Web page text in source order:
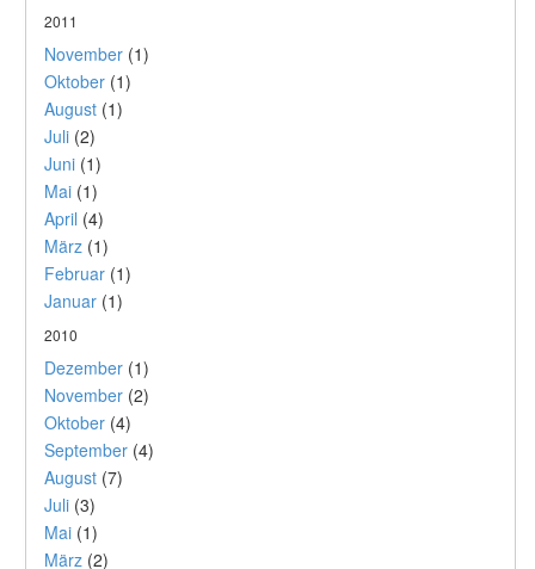
2011
November (1)
Oktober (1)
August (1)
Juli (2)
Juni (1)
Mai (1)
April (4)
März (1)
Februar (1)
Januar (1)
2010
Dezember (1)
November (2)
Oktober (4)
September (4)
August (7)
Juli (3)
Mai (1)
März (2)